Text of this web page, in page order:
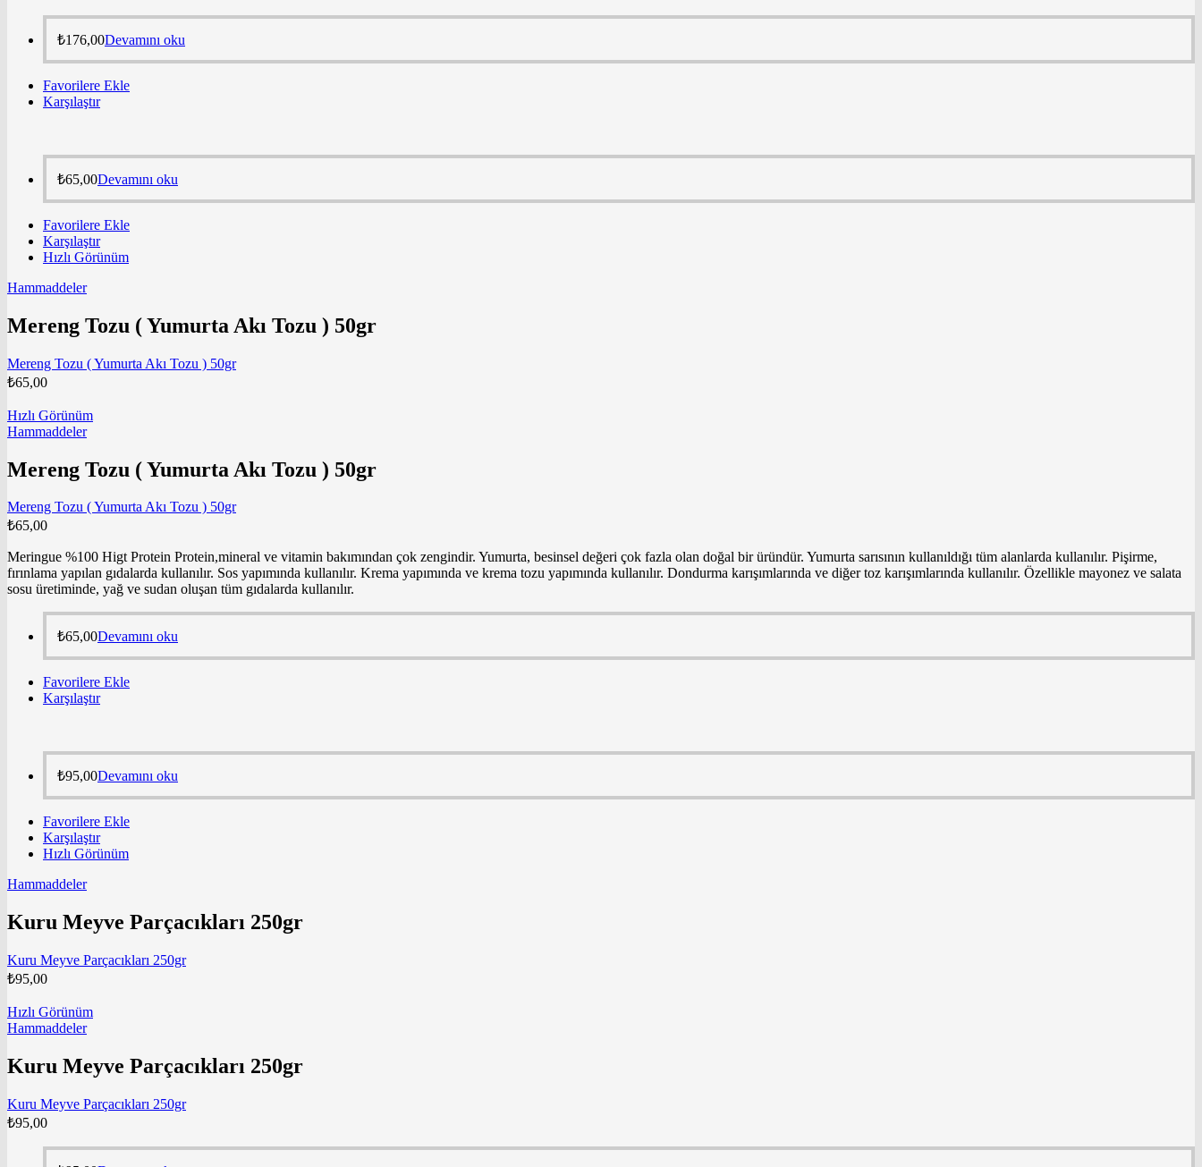
₺176,00Devamını oku
Favorilere Ekle
Karşılaştır
₺65,00Devamını oku
Favorilere Ekle
Karşılaştır
Hızlı Görünüm
Hammaddeler
Mereng Tozu ( Yumurta Akı Tozu ) 50gr
Mereng Tozu ( Yumurta Akı Tozu ) 50gr
₺65,00
Hızlı Görünüm
Hammaddeler
Mereng Tozu ( Yumurta Akı Tozu ) 50gr
Mereng Tozu ( Yumurta Akı Tozu ) 50gr
₺65,00
Meringue %100 Higt Protein Protein,mineral ve vitamin bakımından çok zengindir. Yumurta, besinsel değeri çok fazla olan doğal bir üründür. Yumurta sarısının kullanıldığı tüm alanlarda kullanılır. Pişirme,
fırınlama yapılan gıdalarda kullanılır. Sos yapımında kullanılır. Krema yapımında ve krema tozu yapımında kullanılır. Dondurma karışımlarında ve diğer toz karışımlarında kullanılır. Özellikle mayonez ve salata
sosu üretiminde, yağ ve sudan oluşan tüm gıdalarda kullanılır.
₺65,00Devamını oku
Favorilere Ekle
Karşılaştır
₺95,00Devamını oku
Favorilere Ekle
Karşılaştır
Hızlı Görünüm
Hammaddeler
Kuru Meyve Parçacıkları 250gr
Kuru Meyve Parçacıkları 250gr
₺95,00
Hızlı Görünüm
Hammaddeler
Kuru Meyve Parçacıkları 250gr
Kuru Meyve Parçacıkları 250gr
₺95,00